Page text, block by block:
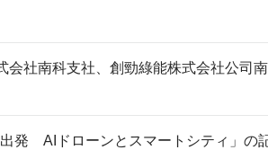
社南科支社、創勁綠能株式会社公司
発 AIドローンとスマートシティ」の